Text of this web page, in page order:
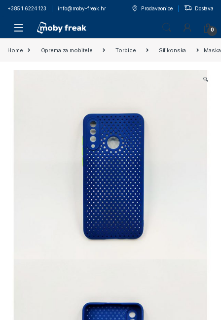
+385 1 6224 123 info@moby-freak.hr Prodavaonice Dostava
0
Home Oprema za mobitele Torbice Silikonska
🔍